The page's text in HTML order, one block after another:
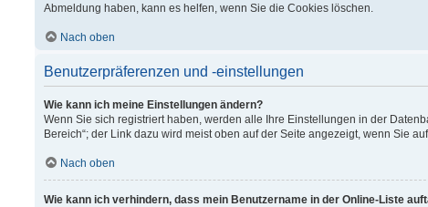
Abmeldung haben, kann es helfen, wenn Sie die Cookies löschen.
Nach oben
Benutzerpräferenzen und -einstellungen
Wie kann ich meine Einstellungen ändern?
Wenn Sie sich registriert haben, werden alle Ihre Einstellungen in der
Bereich“; der Link dazu wird meist oben auf der Seite angezeigt, wenn Sie
Nach oben
Wie kann ich verhindern, dass mein Benutzername in der Online-Liste